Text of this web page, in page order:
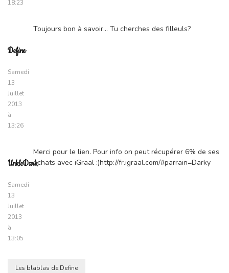
18:23
Define
Samedi
13
Juillet
2013
à
13:26
Toujours bon à savoir… Tu cherches des filleuls?
UnkleDark
Samedi
13
Juillet
2013
à
13:05
Merci pour le lien. Pour info on peut récupérer 6% de ses
achats avec iGraal :)http://fr.igraal.com/#parrain=Darky
Les blablas de Define